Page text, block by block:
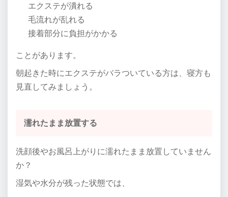
エクステが潰れる
毛流れが乱れる
接着部分に負担がかかる
ことがあります。
朝起きた時にエクステがバラついている方は、寝方も
見直してみましょう。
濡れたまま放置する
洗顔後やお風呂上がりに濡れたまま放置していません
か？
湿気や水分が残った状態では、